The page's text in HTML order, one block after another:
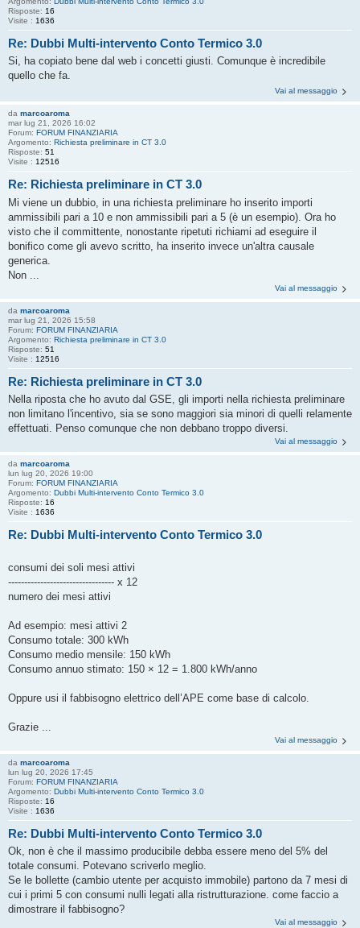
Risposte: 16
Visite : 1636
Re: Dubbi Multi-intervento Conto Termico 3.0
Si, ha copiato bene dal web i concetti giusti. Comunque è incredibile
quello che fa.
Vai al messaggio
da marcoaroma
mar lug 21, 2026 16:02
Forum: FORUM FINANZIARIA
Argomento: Richiesta preliminare in CT 3.0
Risposte: 51
Visite : 12516
Re: Richiesta preliminare in CT 3.0
Mi viene un dubbio, in una richiesta preliminare ho inserito importi
ammissibili pari a 10 e non ammissibili pari a 5 (è un esempio). Ora ho
visto che il committente, nonostante ripetuti richiami ad eseguire il
bonifico come gli avevo scritto, ha inserito invece un'altra causale
generica.
Non ...
Vai al messaggio
da marcoaroma
mar lug 21, 2026 15:58
Forum: FORUM FINANZIARIA
Argomento: Richiesta preliminare in CT 3.0
Risposte: 51
Visite : 12516
Re: Richiesta preliminare in CT 3.0
Nella riposta che ho avuto dal GSE, gli importi nella richiesta preliminare
non limitano l'incentivo, sia se sono maggiori sia minori di quelli relamente
effettuati. Penso comunque che non debbano troppo diversi.
Vai al messaggio
da marcoaroma
lun lug 20, 2026 19:00
Forum: FORUM FINANZIARIA
Argomento: Dubbi Multi-intervento Conto Termico 3.0
Risposte: 16
Visite : 1636
Re: Dubbi Multi-intervento Conto Termico 3.0
consumi dei soli mesi attivi
--------------------------------- x 12
numero dei mesi attivi
Ad esempio: mesi attivi 2
Consumo totale: 300 kWh
Consumo medio mensile: 150 kWh
Consumo annuo stimato: 150 × 12 = 1.800 kWh/anno
Oppure usi il fabbisogno elettrico dell’APE come base di calcolo.
Grazie ...
Vai al messaggio
da marcoaroma
lun lug 20, 2026 17:45
Forum: FORUM FINANZIARIA
Argomento: Dubbi Multi-intervento Conto Termico 3.0
Risposte: 16
Visite : 1636
Re: Dubbi Multi-intervento Conto Termico 3.0
Ok, non è che il massimo producibile debba essere meno del 5% del
totale consumi. Potevano scriverlo meglio.
Se le bollette (cambio utente per acquisto immobile) partono da 7 mesi di
cui i primi 5 con consumi nulli legati alla ristrutturazione. come faccio a
dimostrare il fabbisogno?
Vai al messaggio